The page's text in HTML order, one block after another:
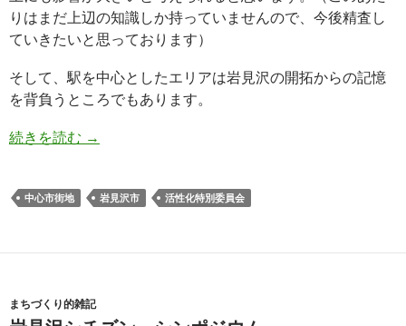
りはまだ上辺の知識しか持っていませんので、今後精査し
ていきたいと思っております）
そして、駅を中心としたエリアは岩見沢の開拓からの記憶
を背負うところでもあります。
続きを読む →
中心市街地 岩見沢市 活性化特別委員会
まちづくり的雑記